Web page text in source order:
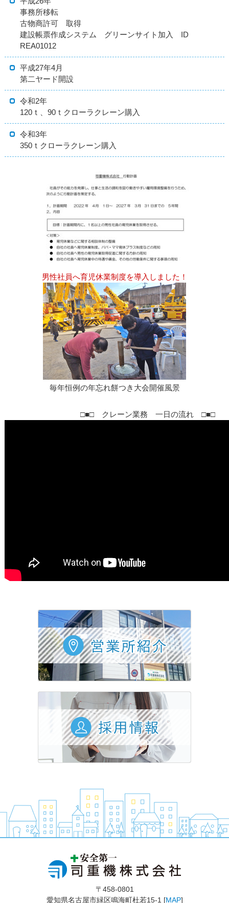
事務所移転
古物商許可 取得
建設帳票作成システム グリーンサイト加入 ID
REA01012
平成27年4月
第二ヤード開設
令和2年
120ｔ、90ｔクローラクレーン購入
令和3年
350ｔクローラクレーン購入
男性社員へ育児休業制度を導入しました！
毎年恒例の年忘れ餅つき大会開催風景
□■□ クレーン業務 一日の流れ □■□
〒458-0801
愛知県名古屋市緑区鳴海町杜若15-1 [MAP]